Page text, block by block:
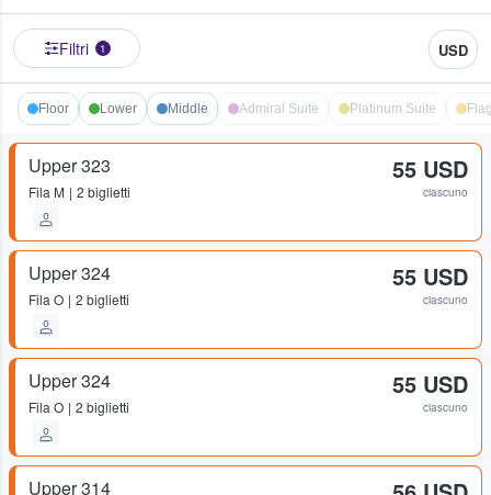
Filtri 1 USD
Floor Lower Middle Admiral Suite Platinum Suite
Upper 323
Fila M 2 biglietti
55 USD
ciascuno
Upper 324
Fila O 2 biglietti
55 USD
ciascuno
Upper 324
Fila O 2 biglietti
55 USD
ciascuno
Upper 314